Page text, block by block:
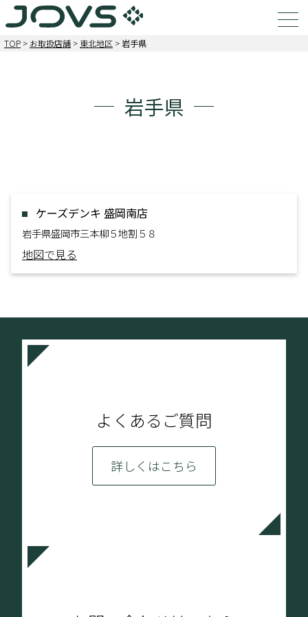
TOP > お取扱店舗 > 東北地区 > 岩手県
岩手県
ケーズデンキ 盛岡南店
岩手県盛岡市三本柳５地割５８
地図で見る
よくあるご質問
詳しくはこちら